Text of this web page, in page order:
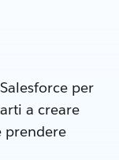
per
a creare
prendere